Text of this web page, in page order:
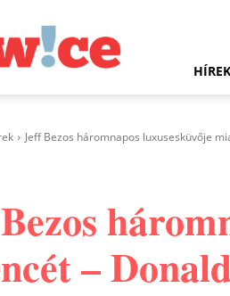
HÍREK
Jeff Bezos háromnapos luxusesküvője
–